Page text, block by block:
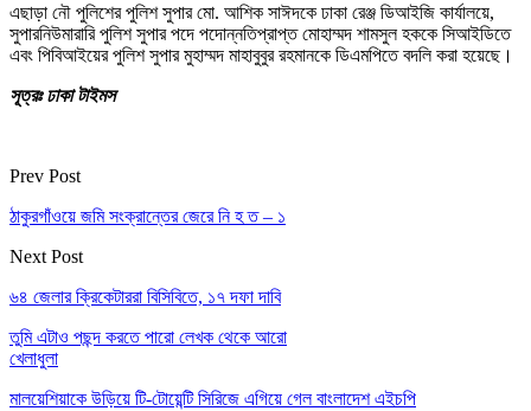
এছাড়া নৌ পুলিশের পুলিশ সুপার মো. আশিক সাঈদকে ঢাকা রেঞ্জ ডিআইজি কার্যালয়ে,
সুপারনিউমারারি পুলিশ সুপার পদে পদোন্নতিপ্রাপ্ত মোহাম্মদ শামসুল হককে সিআইডিতে
এবং পিবিআইয়ের পুলিশ সুপার মুহাম্মদ মাহাবুবুর রহমানকে ডিএমপিতে বদলি করা হয়েছে।
সূত্রঃ ঢাকা টাইমস
Prev Post
ঠাকুরগাঁওয়ে জমি সংক্রান্তের জেরে নি হ ত – ১
Next Post
৬৪ জেলার ক্রিকেটাররা বিসিবিতে, ১৭ দফা দাবি
তুমি এটাও পছন্দ করতে পারো লেখক থেকে আরো
খেলাধুলা
মালয়েশিয়াকে উড়িয়ে টি-টোয়েন্টি সিরিজে এগিয়ে গেল বাংলাদেশ এইচপি